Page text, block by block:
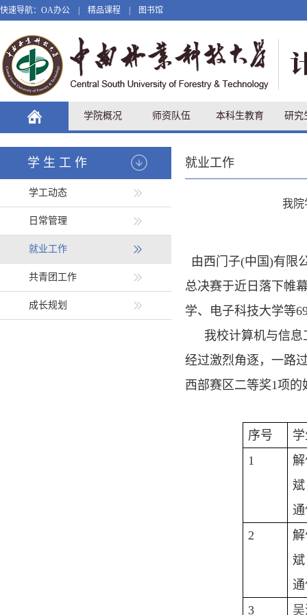
快速导航： OA办公 精品课程 图书馆
学院概况 师资队伍 本科生教育 研究
学生工作
学工动态
日常管理
就业工作
共青团工作
成长规划
就业工作
我院
由西门子(中国)有限
总决赛于近日落下帷
学、电子科技大学等
我校计算机与信
经过激烈角逐，一路
西部赛区二等奖1项的
序号
1
2
3